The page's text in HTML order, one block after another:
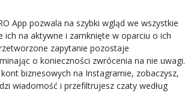
App pozwala na szybki wgląd we wszystkie
ich na aktywne i zamknięte w oparciu o ich
zapytanie pozostaje
o konieczności zwrócenia na nie uwagi.
biznesowych na Instagramie, zobaczysz,
wiadomość i przefiltrujesz czaty według